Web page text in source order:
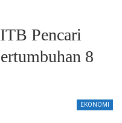
Pencari
8
EKONOMI